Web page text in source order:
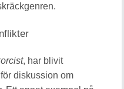
, har blivit
diskussion om